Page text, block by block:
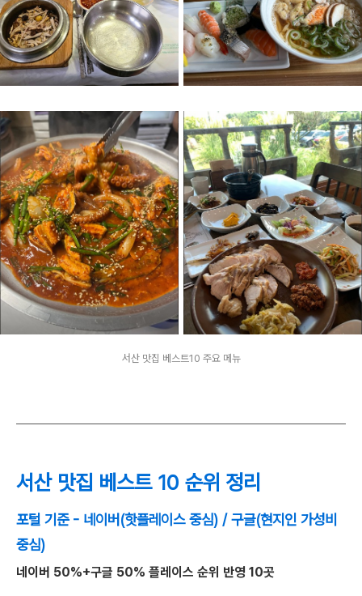
서산 맛집 베스트10 주요 메뉴
서산 맛집 베스트 10 순위 정리
포털 기준 - 네이버(핫플레이스 중심) / 구글(현지인 가성비
중심)
네이버 50%+구글 50% 플레이스 순위 반영 10곳